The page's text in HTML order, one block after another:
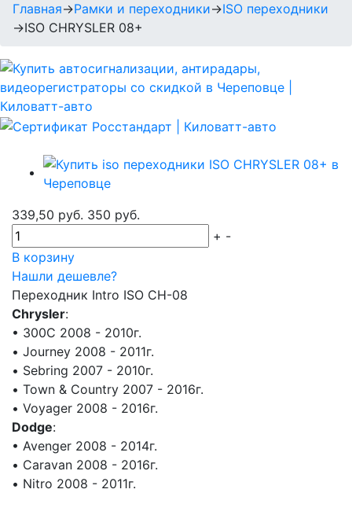
Главная→Рамки и переходники→ISO переходники
→ISO CHRYSLER 08+
339,50 руб. 350 руб.
+ -
В корзину
Нашли дешевле?
Переходник Intro ISO CH-08
Chrysler:
• 300C 2008 - 2010г.
• Journey 2008 - 2011г.
• Sebring 2007 - 2010г.
• Town & Country 2007 - 2016г.
• Voyager 2008 - 2016г.
Dodge:
• Avenger 2008 - 2014г.
• Caravan 2008 - 2016г.
• Nitro 2008 - 2011г.